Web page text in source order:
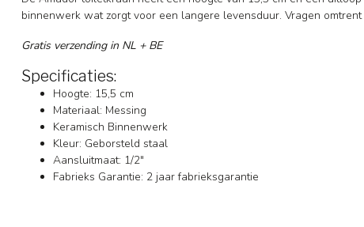
binnenwerk wat zorgt voor een langere levensduur. Vragen
Gratis verzending in NL + BE
Specificaties:
Hoogte: 15,5 cm
Materiaal: Messing
Keramisch Binnenwerk
Kleur: Geborsteld staal
Aansluitmaat: 1/2"
Fabrieks Garantie: 2 jaar fabrieksgarantie